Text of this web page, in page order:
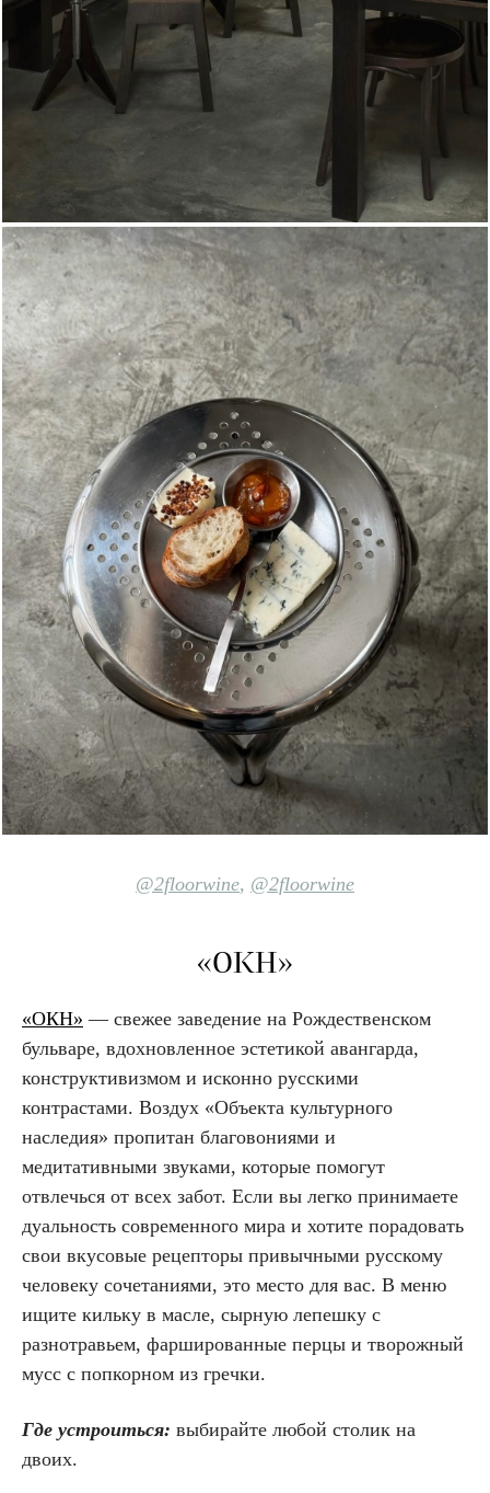
@2floorwine, @2floorwine
«ОКН»
«ОКН» — свежее заведение на Рождественском
бульваре, вдохновленное эстетикой авангарда,
конструктивизмом и исконно русскими
контрастами. Воздух «Объекта культурного
наследия» пропитан благовониями и
медитативными звуками, которые помогут
отвлечься от всех забот. Если вы легко принимаете
дуальность современного мира и хотите порадовать
свои вкусовые рецепторы привычными русскому
человеку сочетаниями, это место для вас. В меню
ищите кильку в масле, сырную лепешку с
разнотравьем, фаршированные перцы и творожный
мусс с попкорном из гречки.
Где устроиться: выбирайте любой столик на
двоих.